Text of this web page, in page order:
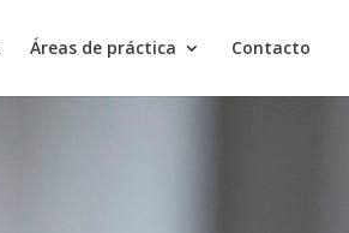
Áreas de práctica Contacto